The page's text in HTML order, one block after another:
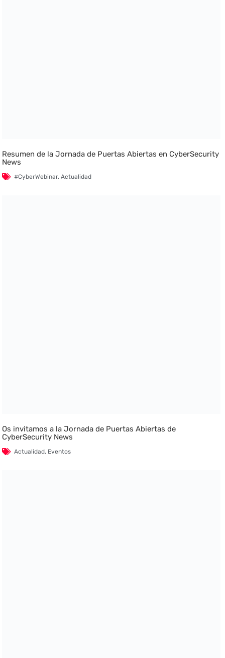
Resumen de la Jornada de Puertas Abiertas en CyberSecurity
News
#CyberWebinar,Actualidad
Os invitamos a la Jornada de Puertas Abiertas de
CyberSecurity News
Actualidad, Eventos